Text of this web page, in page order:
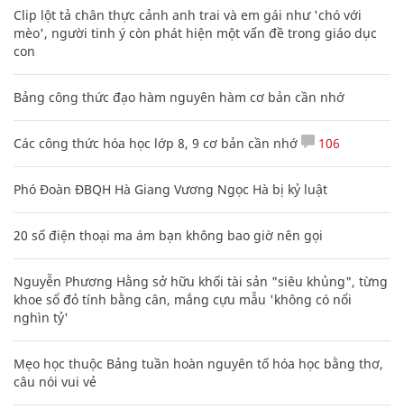
Clip lột tả chân thực cảnh anh trai và em gái như 'chó với
mèo', người tinh ý còn phát hiện một vấn đề trong giáo dục
con
Bảng công thức đạo hàm nguyên hàm cơ bản cần nhớ
Các công thức hóa học lớp 8, 9 cơ bản cần nhớ 106
Phó Đoàn ĐBQH Hà Giang Vương Ngọc Hà bị kỷ luật
20 số điện thoại ma ám bạn không bao giờ nên gọi
Nguyễn Phương Hằng sở hữu khối tài sản "siêu khủng", từng
khoe sổ đỏ tính bằng cân, mắng cựu mẫu 'không có nổi
nghìn tỷ'
Mẹo học thuộc Bảng tuần hoàn nguyên tố hóa học bằng thơ,
câu nói vui vẻ